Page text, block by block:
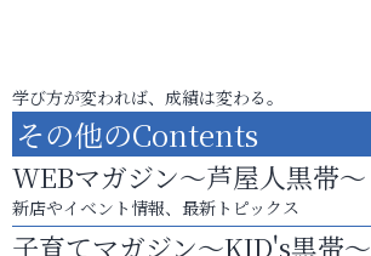
学び方が変われば、成績は変わる。
その他のContents
WEBマガジン～芦屋人黒帯～
新店やイベント情報、最新トピックス
子育てマガジン～KID's黒帯～